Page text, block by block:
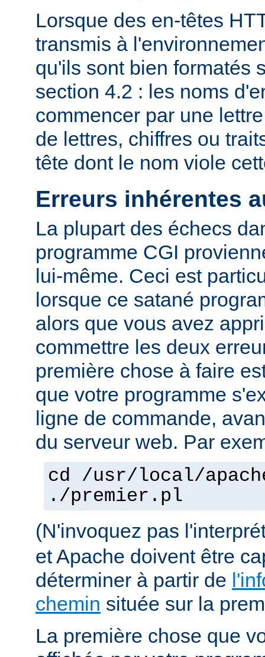
Lorsque des en-têtes
transmis à
qu'ils sont bien formatés
section 4.2 : les noms
commencer par une
de lettres, chiffres ou
tête dont le nom viole
Erreurs inhérentes
La plupart des échecs
programme CGI
lui-même. Ceci est
lorsque ce satané
alors que vous avez
commettre les deux
première chose à faire
que votre programme
ligne de commande,
du serveur web. Par
cd /usr/local/
./premier.pl
(N'invoquez pas
et Apache doivent être
déterminer à partir de
chemin située sur la
La première chose que